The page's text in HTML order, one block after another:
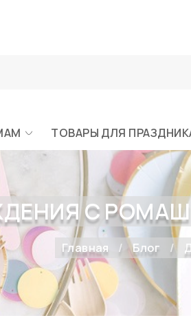
ТОВАРЫ ДЛЯ
С
Главная Блог